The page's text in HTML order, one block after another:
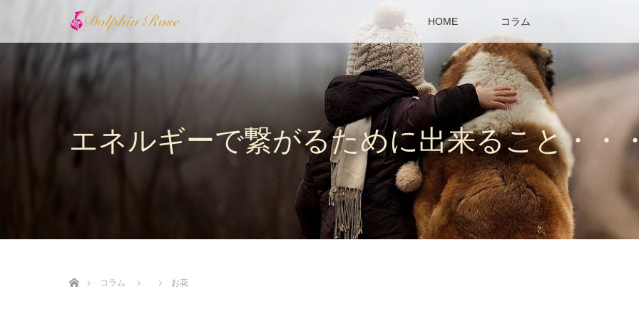
HOME コラム
エネルギーで繋がるために出来ること・・
コラム
お花